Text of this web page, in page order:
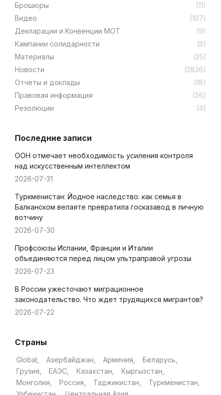
Брошюры
(11)
Видео
(107)
Декларации и Конвенции МОТ
(9)
Кампании солидарности
(5)
Материалы
(25)
Новости
(2836)
Отчёты и доклады
(18)
Правовая информация
(26)
Резолюции
(4)
Последние записи
ООН отмечает необходимость усиления контроля
над искусственным интеллектом
2026-07-31
Туркменистан: Йодное наследство: как семья в
Балканском велаяте превратила госказавод в личную
вотчину
2026-07-30
Профсоюзы Испании, Франции и Италии
объединяются перед лицом ультраправой угрозы
2026-07-23
В России ужесточают миграционное
законодательство. Что ждет трудящихся мигрантов?
2026-07-22
Страны
Global Азербайджан Армения
Беларусь
Грузия
ЕАЭС Казахстан
Кыргызстан
Монголия
Россия Таджикистан
Туркменистан